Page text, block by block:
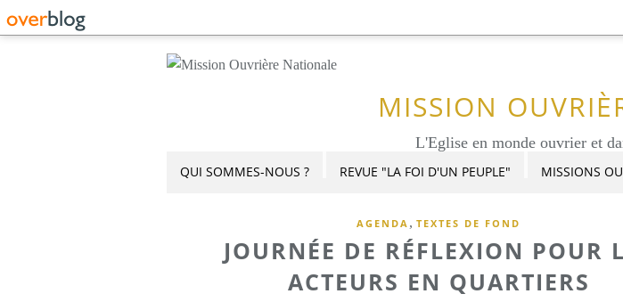
MISSION
L'Eglise en monde ouvrier et
QUI SOMMES-NOUS ? REVUE "LA FOI D'UN PEUPLE" MISSIONS
AGENDA , TEXTES DE FOND
JOURNÉE DE RÉFLEXION POUR
ACTEURS EN QUARTIERS